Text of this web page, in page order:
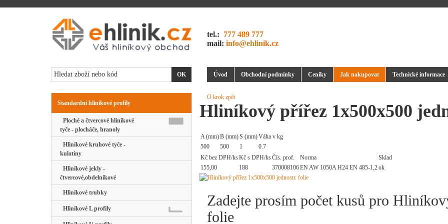
tel.: 777 489 777
mail: info@ehlinik.cz
Úvod Obchodní podmínky Ceníky Jak nakupovat Technické informace
Standardní hliníkové profily
Ploché a čtvercové hliníkové
tyče - plocháče, hranoly
Hliníkové kruhové tyče -
kulatiny
Hliníkové jekly -
čtvercové,obdelníkové
Hliníkové trubky
Hliníkové L profily
O krok zpět
Hliníkový přířez 1x500x500
A (mm)B (mm)S (mm)Váha v kg
500
500 1
0.7
Kč bez DPH/ksKč s DPH/ksČís. prof. Norma
Sklad
155,00
188 370008106EN AW 1050A H24 EN 485-1,2ok
Zadejte prosím počet kusů pro
folie